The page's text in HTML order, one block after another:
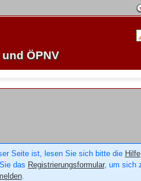
ÖPNV
Seite ist, lesen Sie sich bitte die Hilfe
das Registrierungsformular, um sich
.